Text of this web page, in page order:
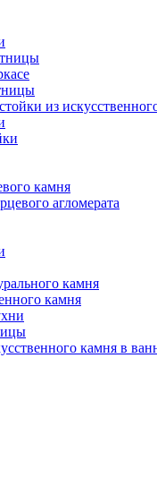
из
камня
агломерата
камня
камня
камня в